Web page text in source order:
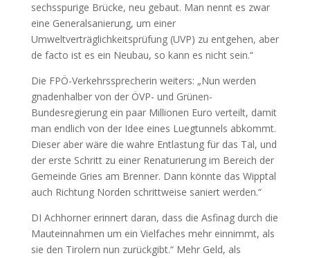
sechsspurige Brücke, neu gebaut. Man nennt es zwar
eine Generalsanierung, um einer
Umweltverträglichkeitsprüfung (UVP) zu entgehen, aber
de facto ist es ein Neubau, so kann es nicht sein.“
Die FPÖ-Verkehrssprecherin weiters: „Nun werden
gnadenhalber von der ÖVP- und Grünen-
Bundesregierung ein paar Millionen Euro verteilt, damit
man endlich von der Idee eines Luegtunnels abkommt.
Dieser aber wäre die wahre Entlastung für das Tal, und
der erste Schritt zu einer Renaturierung im Bereich der
Gemeinde Gries am Brenner. Dann könnte das Wipptal
auch Richtung Norden schrittweise saniert werden.“
DI Achhorner erinnert daran, dass die Asfinag durch die
Mauteinnahmen um ein Vielfaches mehr einnimmt, als
sie den Tirolern nun zurückgibt.“ Mehr Geld, als